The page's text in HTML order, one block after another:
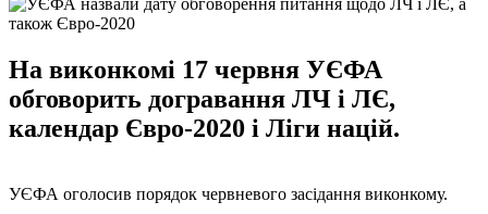
На виконкомі 17 червня УЄФА
обговорить догравання ЛЧ і ЛЄ,
календар Євро-2020 і Ліги націй.
УЄФА оголосив порядок червневого засідання виконкому.